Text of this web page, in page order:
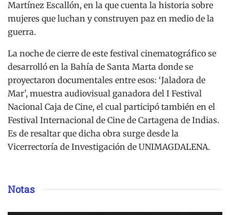
Martínez Escallón, en la que cuenta la historia sobre
mujeres que luchan y construyen paz en medio de la
guerra.
La noche de cierre de este festival cinematográfico se
desarrolló en la Bahía de Santa Marta donde se
proyectaron documentales entre esos: ‘Jaladora de
Mar’, muestra audiovisual ganadora del I Festival
Nacional Caja de Cine, el cual participó también en el
Festival Internacional de Cine de Cartagena de Indias.
Es de resaltar que dicha obra surge desde la
Vicerrectoría de Investigación de UNIMAGDALENA.
Notas